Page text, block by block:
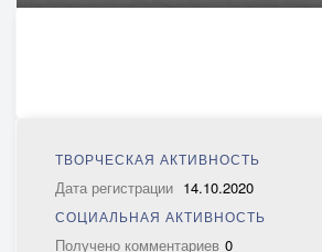
ТВОРЧЕСКАЯ АКТИВНОСТЬ
Дата регистрации 14.10.2020
СОЦИАЛЬНАЯ АКТИВНОСТЬ
Получено комментариев 0